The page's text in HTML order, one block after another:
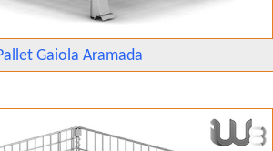
Gaiola Aramada